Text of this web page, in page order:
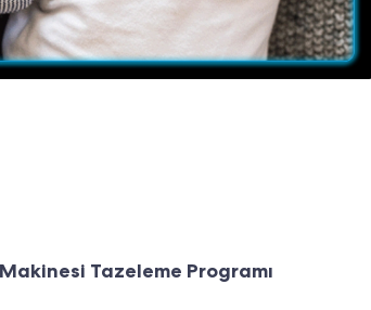
Tazeleme Programı